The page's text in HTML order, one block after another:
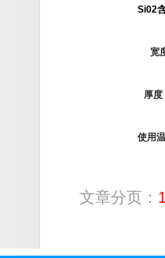
Si02
宽
厚度
使用
文章分页：